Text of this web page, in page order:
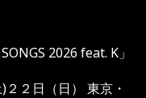
2026 feat. K 」
)２２日（日）
東京・